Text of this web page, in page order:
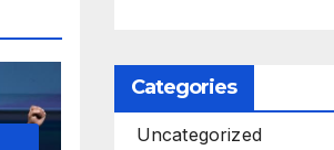
Categories
Uncategorized